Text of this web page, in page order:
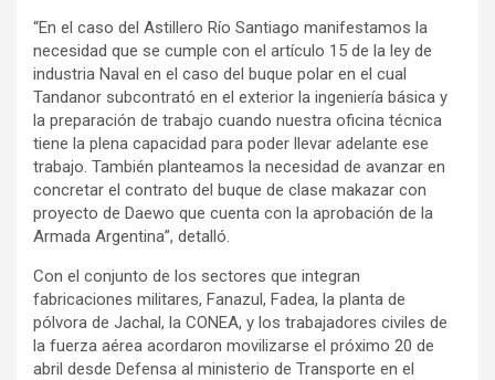
“En el caso del Astillero Río Santiago manifestamos la
necesidad que se cumple con el artículo 15 de la ley de
industria Naval en el caso del buque polar en el cual
Tandanor subcontrató en el exterior la ingeniería básica y
la preparación de trabajo cuando nuestra oficina técnica
tiene la plena capacidad para poder llevar adelante ese
trabajo. También planteamos la necesidad de avanzar en
concretar el contrato del buque de clase makazar con
proyecto de Daewo que cuenta con la aprobación de la
Armada Argentina”, detalló.
Con el conjunto de los sectores que integran
fabricaciones militares, Fanazul, Fadea, la planta de
pólvora de Jachal, la CONEA, y los trabajadores civiles de
la fuerza aérea acordaron movilizarse el próximo 20 de
abril desde Defensa al ministerio de Transporte en el